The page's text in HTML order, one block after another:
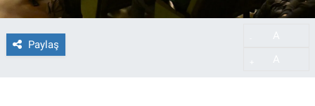
Paylaş